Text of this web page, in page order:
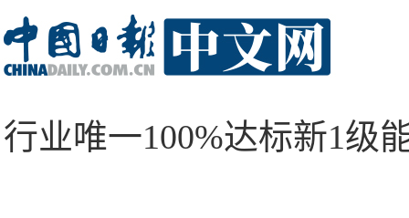
行业唯一100%达标新1级